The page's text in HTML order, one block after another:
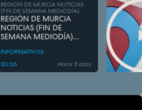
REGIÓN DE MURCIA NOTICIAS
(FIN DE SEMANA MEDIODÍA)
REGIÓN DE MURCIA
NOTICIAS (FIN DE
SEMANA MEDIODÍA)
INFORMATIVOS
30:06
Hace 5 días